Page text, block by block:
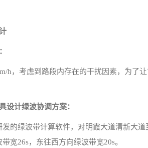
h，考虑到路段内存在的干扰因素，为了
设计绿波协调方案：
的绿波带计算软件，对明霞大道清新大
宽26s，东往西方向绿波带宽20s。